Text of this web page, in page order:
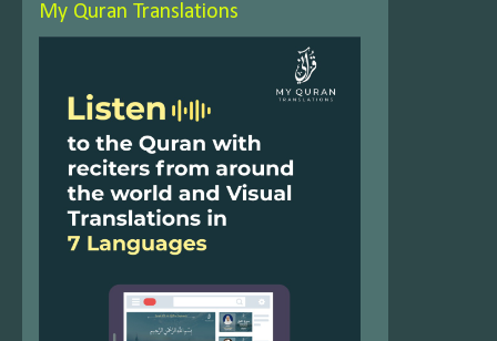
My Quran Translations